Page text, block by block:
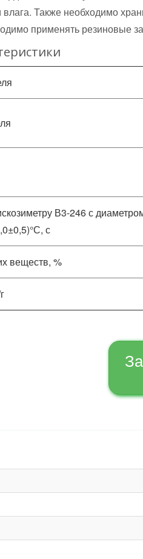
Также необходимо
применять резиновые
В3-246 с
с
веществ, %